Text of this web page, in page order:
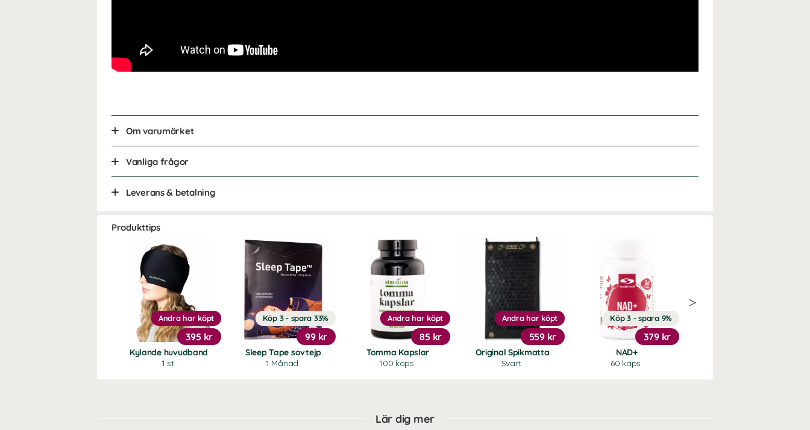
Om varumärket
Vanliga frågor
Leverans & betalning
Produkttips
Kylande huvudband
1 st
Andra har köpt
395 kr
Sleep Tape sovtejp
1 Månad
Köp 3 - spara 33%
99 kr
Tomma Kapslar
100 kaps
Andra har köpt
85 kr
Original Spikmatta
Svart
Andra har köpt
559 kr
NAD+
60 kaps
Köp 3 - spara 9%
379 kr
Lär dig mer